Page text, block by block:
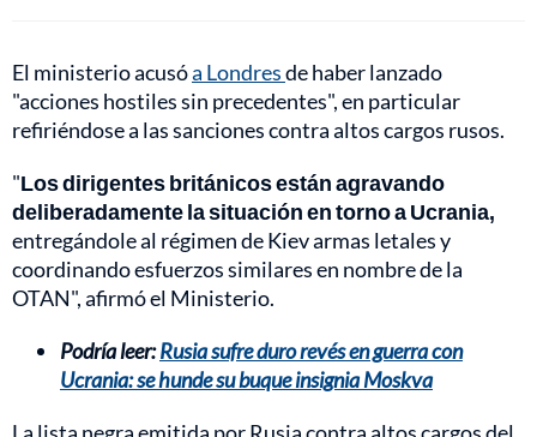
El ministerio acusóa Londresde haber lanzado
"acciones hostiles sin precedentes", en particular
refiriéndose a las sanciones contra altos cargos rusos.
"Los dirigentes británicos están agravando
deliberadamente la situación en torno a Ucrania,
entregándole al régimen de Kiev armas letales y
coordinando esfuerzos similares en nombre de la
OTAN", afirmó el Ministerio.
Podría leer:Rusia sufre duro revés en guerra con
Ucrania: se hunde su buque insignia Moskva